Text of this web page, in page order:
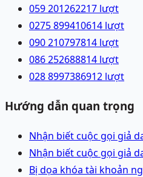
059 201262217 lượt
0275 899410614 lượt
090 210797814 lượt
086 252688814 lượt
028 8997386912 lượt
Hướng dẫn quan trọng
Nhận biết cuộc gọi giả
Nhận biết cuộc gọi giả
Bị dọa khóa tài khoản